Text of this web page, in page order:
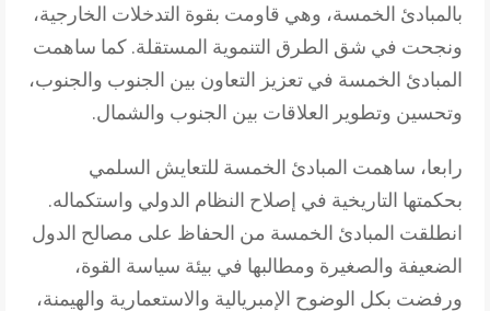
بالمبادئ الخمسة، وهي قاومت بقوة التدخلات الخارجية،
ونجحت في شق الطرق التنموية المستقلة. كما ساهمت
المبادئ الخمسة في تعزيز التعاون بين الجنوب والجنوب،
وتحسين وتطوير العلاقات بين الجنوب والشمال.
رابعا، ساهمت المبادئ الخمسة للتعايش السلمي
بحكمتها التاريخية في إصلاح النظام الدولي واستكماله.
انطلقت المبادئ الخمسة من الحفاظ على مصالح الدول
الضعيفة والصغيرة ومطالبها في بيئة سياسة القوة،
ورفضت بكل الوضوح الإمبريالية والاستعمارية والهيمنة،